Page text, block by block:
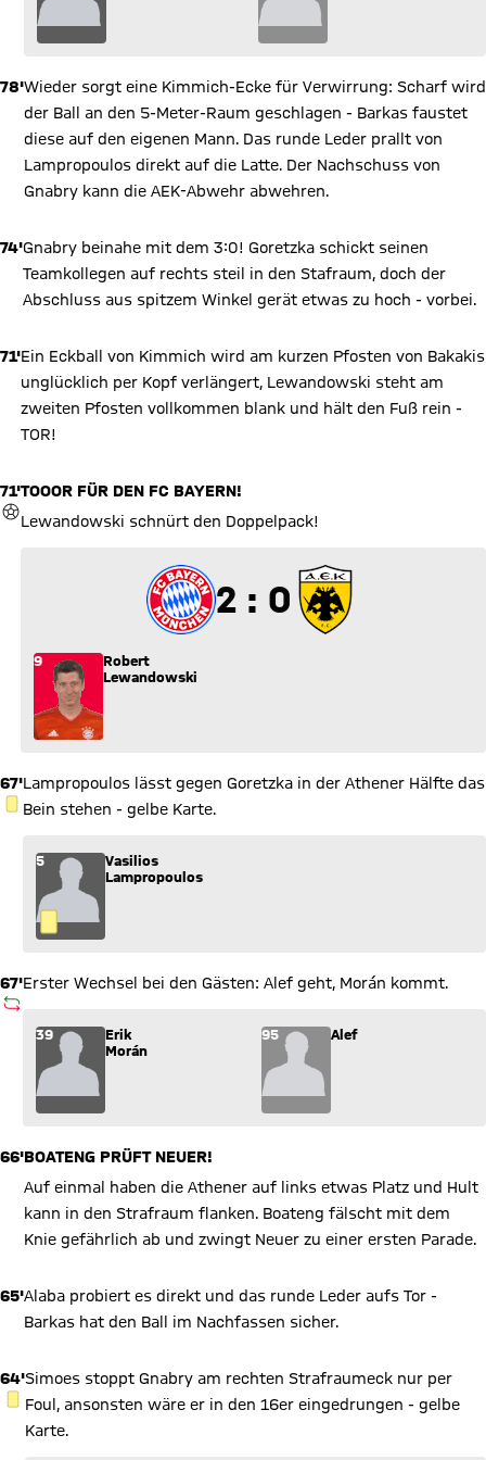
78'Wieder sorgt eine Kimmich-Ecke für Verwirrung: Scharf wird
der Ball an den 5-Meter-Raum geschlagen - Barkas faustet
diese auf den eigenen Mann. Das runde Leder prallt von
Lampropoulos direkt auf die Latte. Der Nachschuss von
Gnabry kann die AEK-Abwehr abwehren.
74'Gnabry beinahe mit dem 3:0! Goretzka schickt seinen
Teamkollegen auf rechts steil in den Stafraum, doch der
Abschluss aus spitzem Winkel gerät etwas zu hoch - vorbei.
71'Ein Eckball von Kimmich wird am kurzen Pfosten von Bakakis
unglücklich per Kopf verlängert, Lewandowski steht am
zweiten Pfosten vollkommen blank und hält den Fuß rein -
TOR!
71'
TOR
TOOOR FÜR DEN FC BAYERN!
Lewandowski schnürt den Doppelpack!
2 zu 0
2 : 0
9
Robert
Lewandowski
67'
GELBE KARTE
Lampropoulos lässt gegen Goretzka in der Athener Hälfte das
Bein stehen - gelbe Karte.
5
Vasilios
Lampropoulos
67'
AUSWECHSLUNG
Erster Wechsel bei den Gästen: Alef geht, Morán kommt.
Wechsel: Erik Morán (39) kommt für Alef (95) ins Spiel.
39
Erik
Morán
95 Alef
66'BOATENG PRÜFT NEUER!
Auf einmal haben die Athener auf links etwas Platz und Hult
kann in den Strafraum flanken. Boateng fälscht mit dem
Knie gefährlich ab und zwingt Neuer zu einer ersten Parade.
65'Alaba probiert es direkt und das runde Leder aufs Tor -
Barkas hat den Ball im Nachfassen sicher.
64'
GELBE KARTE
Simoes stoppt Gnabry am rechten Strafraumeck nur per
Foul, ansonsten wäre er in den 16er eingedrungen - gelbe
Karte.